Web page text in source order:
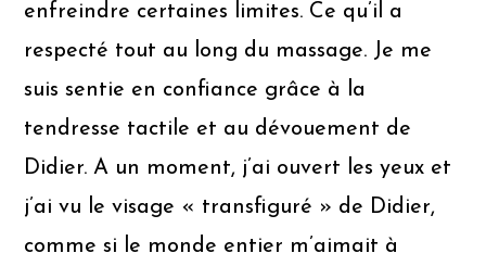
enfreindre certaines limites. Ce qu’il a
respecté tout au long du massage. Je me
suis sentie en confiance grâce à la
tendresse tactile et au dévouement de
Didier. A un moment, j’ai ouvert les yeux et
j’ai vu le visage « transfiguré » de Didier,
comme si le monde entier m’aimait à